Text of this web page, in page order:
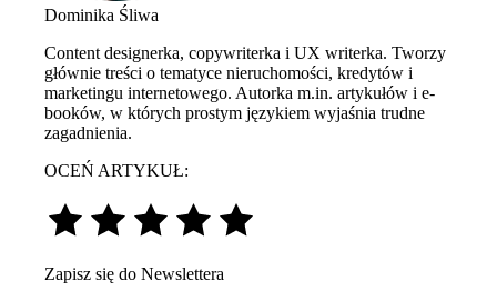
Dominika Śliwa
Content designerka, copywriterka i UX writerka. Tworzy
głównie treści o tematyce nieruchomości, kredytów i
marketingu internetowego. Autorka m.in. artykułów i e-
booków, w których prostym językiem wyjaśnia trudne
zagadnienia.
OCEŃ ARTYKUŁ:
Zapisz się do Newslettera